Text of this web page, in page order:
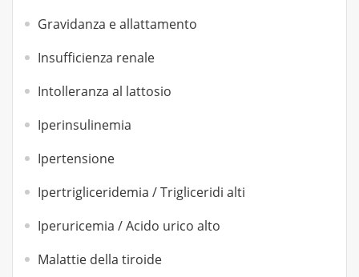
Gravidanza e allattamento
Insufficienza renale
Intolleranza al lattosio
Iperinsulinemia
Ipertensione
Ipertrigliceridemia / Trigliceridi alti
Iperuricemia / Acido urico alto
Malattie della tiroide